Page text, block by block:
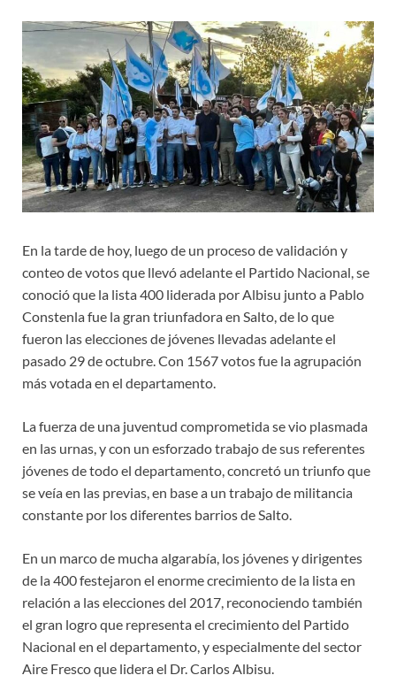
En la tarde de hoy, luego de un proceso de validación y
conteo de votos que llevó adelante el Partido Nacional, se
conoció que la lista 400 liderada por Albisu junto a Pablo
Constenla fue la gran triunfadora en Salto, de lo que
fueron las elecciones de jóvenes llevadas adelante el
pasado 29 de octubre. Con 1567 votos fue la agrupación
más votada en el departamento.
La fuerza de una juventud comprometida se vio plasmada
en las urnas, y con un esforzado trabajo de sus referentes
jóvenes de todo el departamento, concretó un triunfo que
se veía en las previas, en base a un trabajo de militancia
constante por los diferentes barrios de Salto.
En un marco de mucha algarabía, los jóvenes y dirigentes
de la 400 festejaron el enorme crecimiento de la lista en
relación a las elecciones del 2017, reconociendo también
el gran logro que representa el crecimiento del Partido
Nacional en el departamento, y especialmente del sector
Aire Fresco que lidera el Dr. Carlos Albisu.